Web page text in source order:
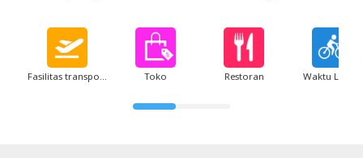
Fasilitas transportasi Toko Restoran Waktu Luang